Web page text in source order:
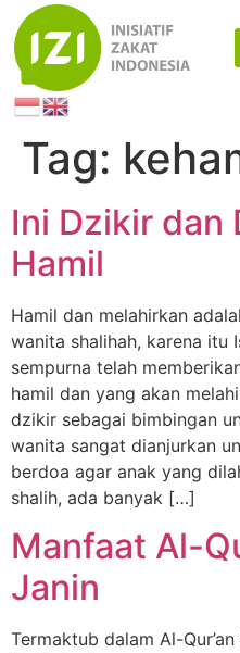
Tag:
Ini Dzikir dan
Hamil
Hamil dan melahirkan
wanita shalihah, karena itu
sempurna telah
hamil dan yang akan
dzikir sebagai bimbingan
wanita sangat dianjurkan
berdoa agar anak yang
shalih, ada banyak […]
Manfaat Al-
Janin
Termaktub dalam Al-